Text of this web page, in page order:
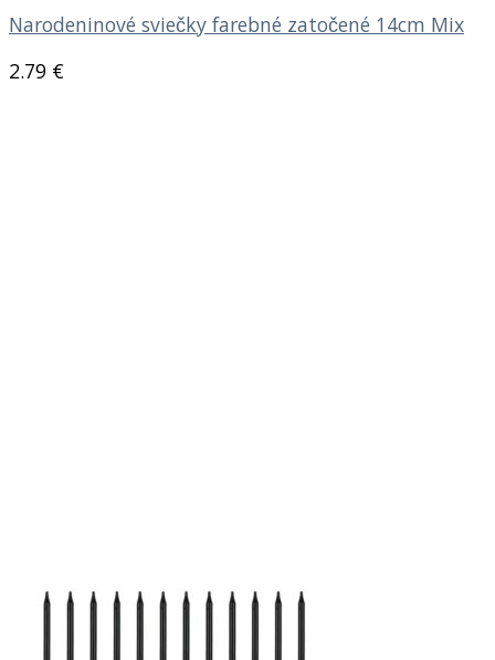
Narodeninové sviečky farebné zatočené 14cm Mix
2.79 €